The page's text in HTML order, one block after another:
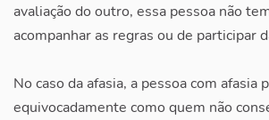
avaliação do outro, essa pessoa não
acompanhar as regras ou de participar
No caso da afasia, a pessoa com afasia
equivocadamente como quem não